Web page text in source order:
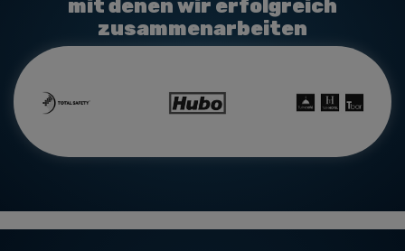
mit denen wir erfolgreich
zusammenarbeiten